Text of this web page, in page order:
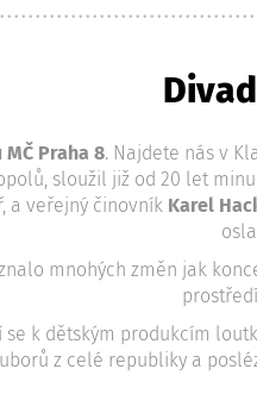
Praha 8. Najdete nás v
sloužil již od 20 let
a veřejný činovník Karel
mnohých změn jak
se k dětským produkcím
z celé republiky a